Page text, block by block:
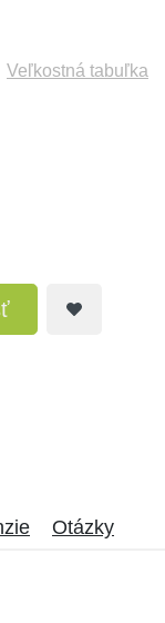
Veľkostná tabuľka
Otázky